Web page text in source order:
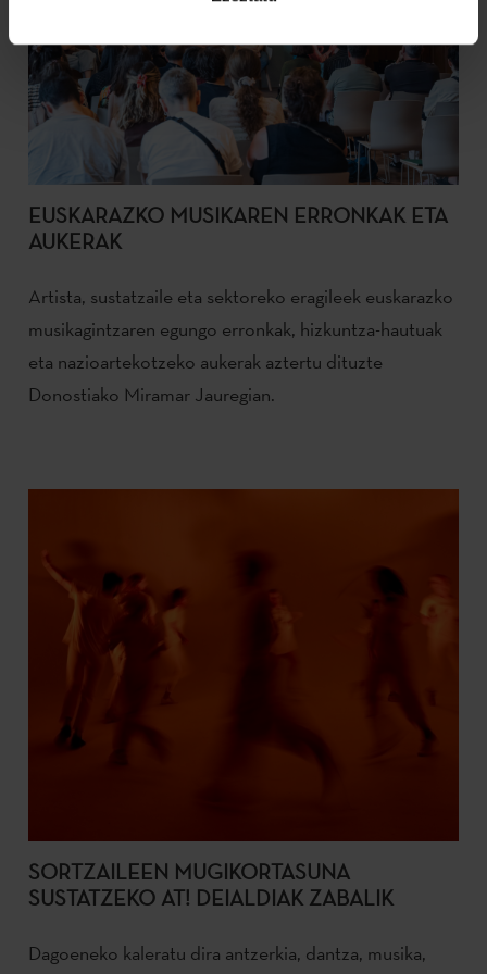
EUSKARAZKO MUSIKAREN ERRONKAK ETA
AUKERAK
Artista, sustatzaile eta sektoreko eragileek euskarazko
musikagintzaren egungo erronkak, hizkuntza-hautuak
eta nazioartekotzeko aukerak aztertu dituzte
Donostiako Miramar Jauregian.
SORTZAILEEN MUGIKORTASUNA
SUSTATZEKO AT! DEIALDIAK ZABALIK
Dagoeneko kaleratu dira antzerkia, dantza, musika,